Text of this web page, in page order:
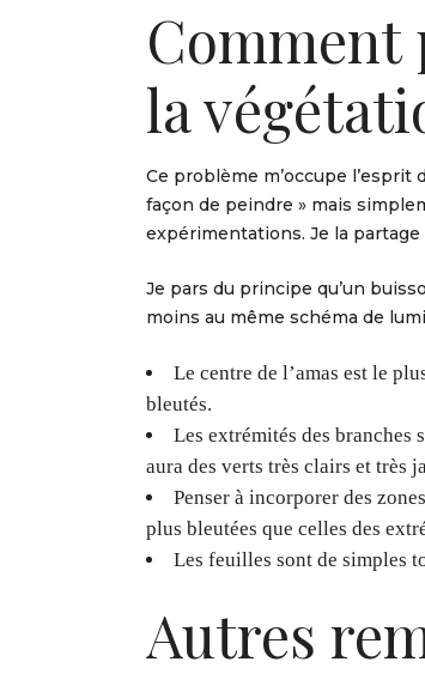
la
Ce problème m’occupe
façon de peindre » mais
expérimentations. Je la
Je pars du principe qu’un
moins au même schéma de
Le centre de l’amas est le
bleutés.
Les extrémités des
aura des verts très clairs et très
Penser à incorporer des
plus bleutées que celles des
Les feuilles sont de simples
Autres